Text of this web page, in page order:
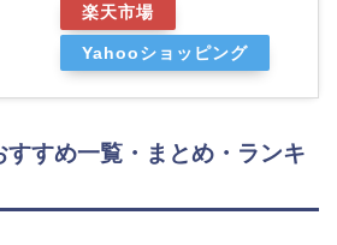
楽天市場
Yahooショッピング
すめ一覧・まとめ・ランキ